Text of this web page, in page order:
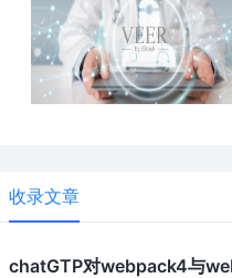
收录文章
chatGTP对webpack4与